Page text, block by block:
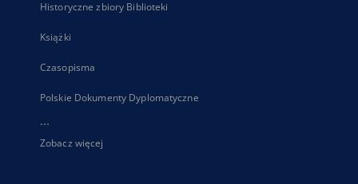
Historyczne zbiory Biblioteki
Książki
Czasopisma
Polskie Dokumenty Dyplomatyczne
...
Zobacz więcej